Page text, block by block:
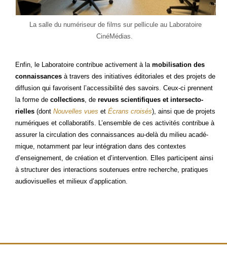
La salle du numé­ri­seur de films sur pel­li­cule au Labo­ra­toire
CinéMédias.
Enfin, le Labo­ra­toire contri­bue acti­ve­ment à lamobi­li­sa­tion des
connais­sances à tra­vers des ini­tia­tives édi­to­riales et des pro­jets de
dif­fu­sion qui favo­risent l’accessibilité des savoirs. Ceux-ci prennent
la forme decol­lec­tions , derevues scien­ti­fiques et inter­sec­to­
rielles (dontNou­velles vues etÉcrans croi­sés), ain­si que de pro­jets
numé­riques et col­la­bo­ra­tifs. L’ensemble de ces acti­vi­tés contri­bue à
assu­rer la cir­cu­la­tion des connais­sances au-delà du milieu aca­dé­
mique, notam­ment par leur inté­gra­tion dans des contextes
d’enseignement, de créa­tion et d’intervention. Elles par­ti­cipent ain­si
à struc­tu­rer des inter­ac­tions sou­te­nues entre recherche, pra­tiques
audio­vi­suelles et milieux d’application.